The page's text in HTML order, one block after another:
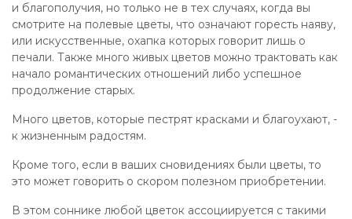
и благополучия, но только не в тех случаях, когда вы
смотрите на полевые цветы, что означают горесть наяву,
или искусственные, охапка которых говорит лишь о
печали. Также много живых цветов можно трактовать как
начало романтических отношений либо успешное
продолжение старых.
Много цветов, которые пестрят красками и благоухают, -
к жизненным радостям.
Кроме того, если в ваших сновидениях были цветы, то
это может говорить о скором полезном приобретении.
В этом соннике любой цветок ассоциируется с такими